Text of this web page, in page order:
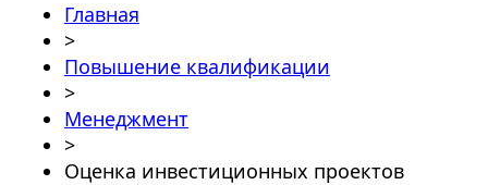
Главная
>
Повышение квалификации
>
Менеджмент
>
Оценка инвестиционных проектов